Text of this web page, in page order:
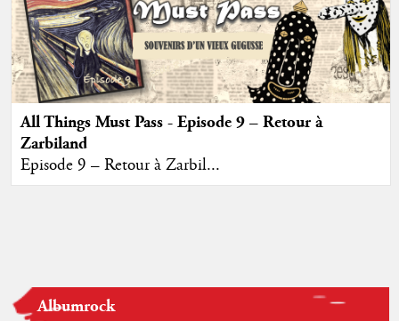
All Things Must Pass - Episode 9 – Retour à
Zarbiland
Episode 9 – Retour à Zarbil...
Albumrock